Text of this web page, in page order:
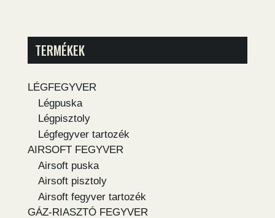
TERMÉKEK
LÉGFEGYVER
Légpuska
Légpisztoly
Légfegyver tartozék
AIRSOFT FEGYVER
Airsoft puska
Airsoft pisztoly
Airsoft fegyver tartozék
GÁZ-RIASZTÓ FEGYVER